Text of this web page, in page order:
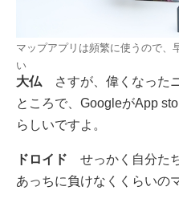
マップアプリは頻繁に使うので、
い
大仏 さすが、偉くなった
ところで、GoogleがApp
らしいですよ。
ドロイド せっかく自分た
あっちに負けなくくらいの